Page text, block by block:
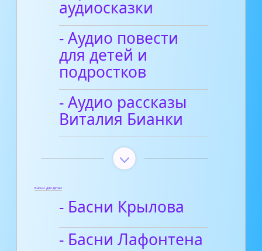
аудиосказки
- Аудио повести
для детей и
подростков
- Аудио рассказы
Виталия Бианки
Басни для детей
- Басни Крылова
- Басни Лафонтена